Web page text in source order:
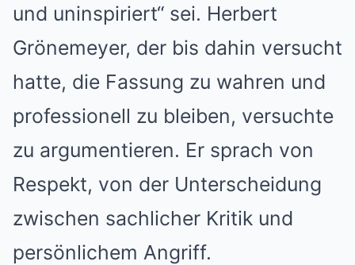
und uninspiriert“ sei. Herbert
Grönemeyer, der bis dahin versucht
hatte, die Fassung zu wahren und
professionell zu bleiben, versuchte
zu argumentieren. Er sprach von
Respekt, von der Unterscheidung
zwischen sachlicher Kritik und
persönlichem Angriff.